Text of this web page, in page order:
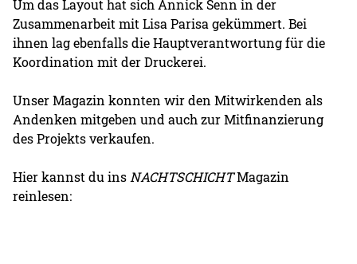
Um das Layout hat sich Annick Senn in der
Zusammenarbeit mit Lisa Parisa gekümmert. Bei
ihnen lag ebenfalls die Hauptverantwortung für die
Koordination mit der Druckerei.
Unser Magazin konnten wir den Mitwirkenden als
Andenken mitgeben und auch zur Mitfinanzierung
des Projekts verkaufen.
Hier kannst du ins NACHTSCHICHTMagazin
reinlesen: